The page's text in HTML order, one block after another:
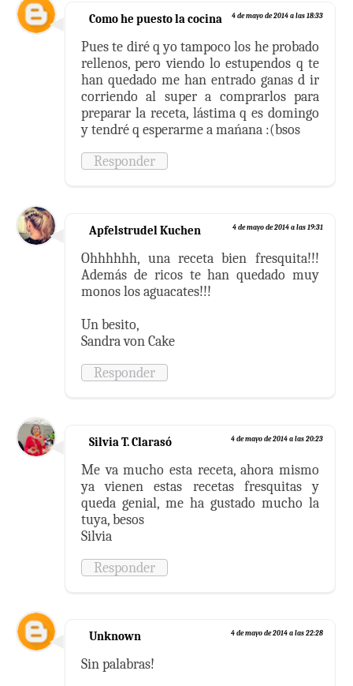
Como he puesto la cocina 4 de mayo de 2014 a las 18:33
Pues te diré q yo tampoco los he probado
rellenos, pero viendo lo estupendos q te
han quedado me han entrado ganas d ir
corriendo al super a comprarlos para
preparar la receta, lástima q es domingo
y tendré q esperarme a mańana :(bsos
Responder
Apfelstrudel Kuchen 4 de mayo de 2014 a las 19:31
Ohhhhhh, una receta bien fresquita!!!
Además de ricos te han quedado muy
monos los aguacates!!!
Un besito,
Sandra von Cake
Responder
Silvia T. Clarasó 4 de mayo de 2014 a las 20:23
Me va mucho esta receta, ahora mismo
ya vienen estas recetas fresquitas y
queda genial, me ha gustado mucho la
tuya, besos
Silvia
Responder
Unknown 4 de mayo de 2014 a las 22:28
Sin palabras!